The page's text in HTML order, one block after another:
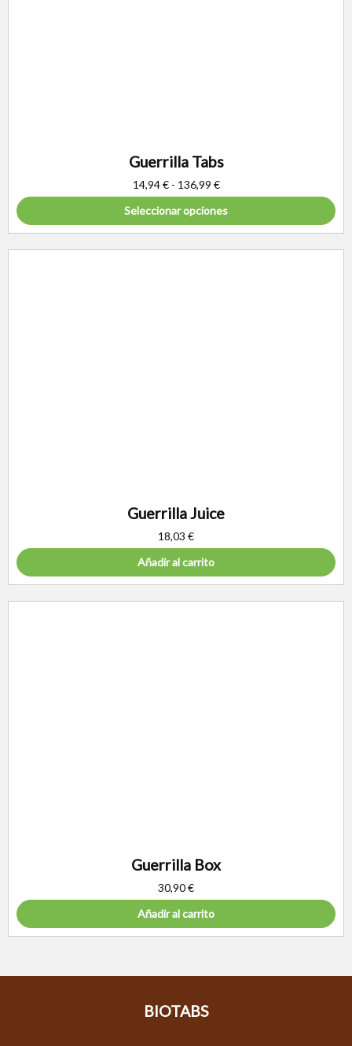
Guerrilla Tabs
14,94€ - 136,99 €
Seleccionar opciones
Guerrilla Juice
18,03 €
Añadir al carrito
Guerrilla Box
30,90€
Añadir al carrito
BIOTABS